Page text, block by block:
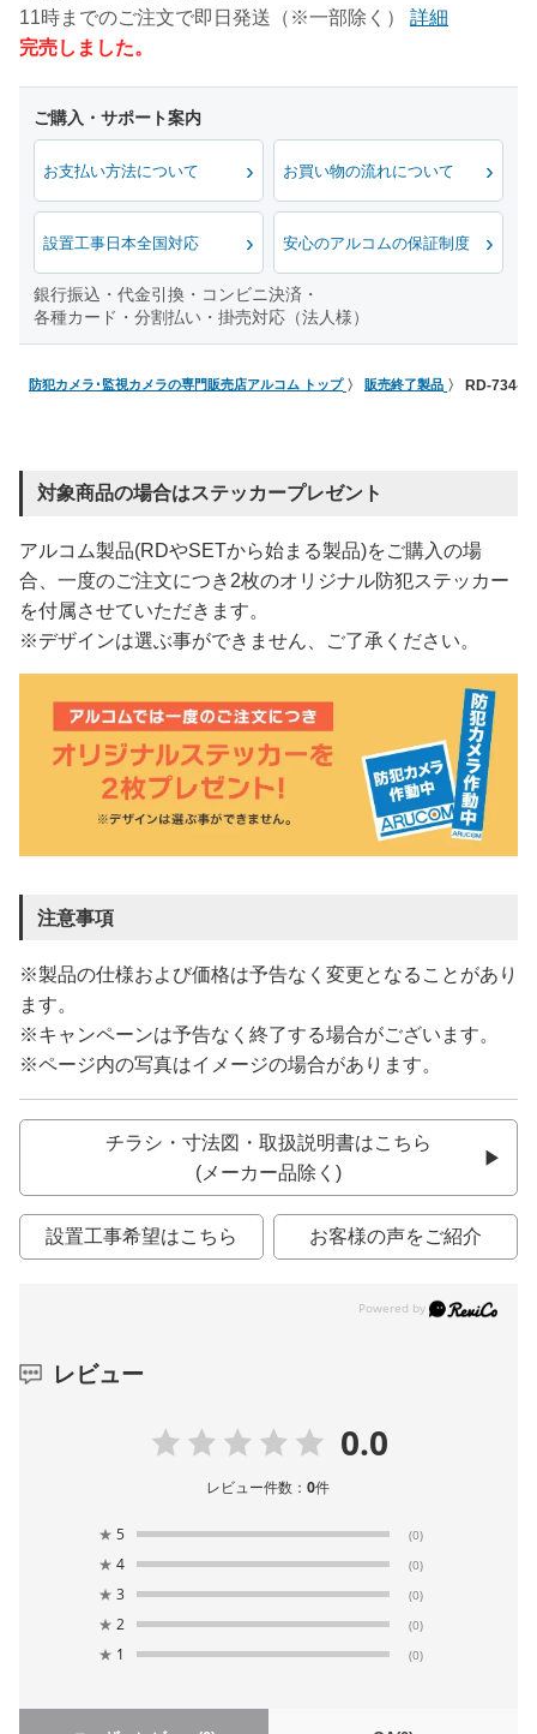
11時までのご注文で即日発送（※一部除く）
詳細
完売しました。
お支払い方法について お買い物の流れについて
設置工事日本全国対応 安心のアルコムの保証制度
銀行振込・代金引換・コンビニ決済・
各種カード・分割払い・掛売対応（法人様）
防犯カメラ･監視カメラの専門販売店アルコム トップ 販売終了製品 RD-734-
対象商品の場合はステッカープレゼント
アルコム製品(RDやSETから始まる製品)をご購入の場
合、一度のご注文につき2枚のオリジナル防犯ステッカー
を付属させていただきます。
※デザインは選ぶ事ができません、ご了承ください。
注意事項
※製品の仕様および価格は予告なく変更となることがあり
ます。
※キャンペーンは予告なく終了する場合がございます。
※ページ内の写真はイメージの場合があります。
チラシ・寸法図・取扱説明書はこちら
(メーカー品除く)
設置工事希望はこちら お客様の声をご紹介
レビュー
0.0
レビュー件数：0件
★ 5 (0)
★ 4 (0)
★ 3 (0)
★ 2 (0)
★ 1 (0)